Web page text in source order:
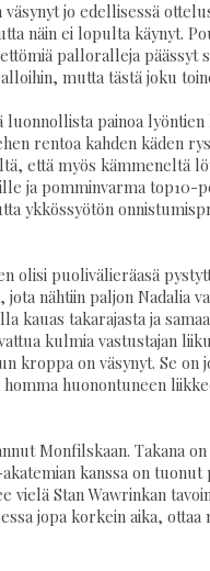
jo edellisessä
näin ei lopulta käynyt.
palloralleja päässyt
mutta tästä joku
painoa lyöntien
rentoa kahden käden
että myös kämmeneltä
ja pomminvarma top10-
ykkössyötön
olisi puolivälieräasä
nähtiin paljon Nadalia
kauas takarajasta ja
kulmia vastustajan
kroppa on väsynyt. Se on
huonontuneen
Monfilskaan. Takana
kanssa on
vielä Stan Wawrinkan
jopa korkein aika,